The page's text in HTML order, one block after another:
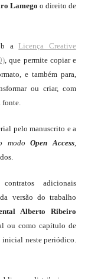
Lamegoo direito de
a Licença Creative
, que permite copiar e
e também para,
ou criar, com
pelo manuscrito e a
modo Open Access
adicionais
versão do trabalho
Alberto Ribeiro
ou como capítulo de
neste periódico.